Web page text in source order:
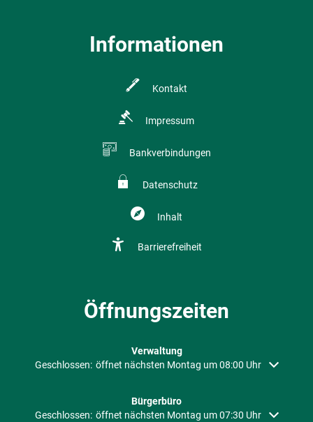
Informationen
Kontakt
Impressum
Bankverbindungen
Datenschutz
Inhalt
Barrierefreiheit
Öffnungszeiten
Verwaltung
Klicken, um weitere Öffnungs- oder Schließzeiten auszublenden
Geschlossen: öffnet nächsten Montag um 08:00 Uhr
Bürgerbüro
Klicken, um weitere Öffnungs- oder Schließzeiten auszublenden
Geschlossen: öffnet nächsten Montag um 07:30 Uhr